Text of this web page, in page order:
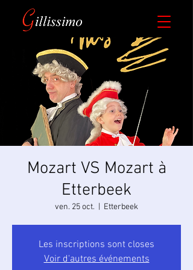
​Mozart VS Mozart à
Etterbeek
ven. 25 oct. Etterbeek
Les inscriptions sont closes
Voir d'autres événements